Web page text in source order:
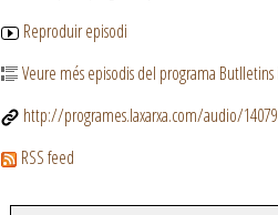
Reproduir episodi
Veure més episodis del programa Butlletins
http://programes.laxarxa.com/audio/
RSS feed